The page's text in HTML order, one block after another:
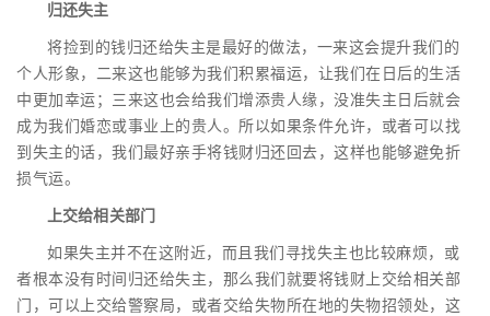
归还失主
将捡到的钱归还给失主是最好的做法，一来这会提升我们的
个人形象，二来这也能够为我们积累福运，让我们在日后的生活
中更加幸运；三来这也会给我们增添贵人缘，没准失主日后就会
成为我们婚恋或事业上的贵人。所以如果条件允许，或者可以找
到失主的话，我们最好亲手将钱财归还回去，这样也能够避免折
损气运。
上交给相关部门
如果失主并不在这附近，而且我们寻找失主也比较麻烦，或
者根本没有时间归还给失主，那么我们就要将钱财上交给相关部
门，可以上交给警察局，或者交给失物所在地的失物招领处，这